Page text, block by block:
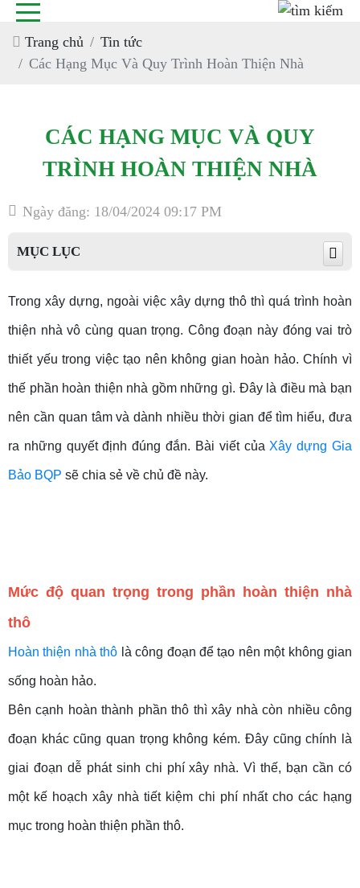
Trang chủ
Tin tức
Các Hạng Mục Và Quy Trình Hoàn Thiện Nhà
CÁC HẠNG MỤC VÀ QUY
TRÌNH HOÀN THIỆN NHÀ
Ngày đăng: 18/04/2024 09:17 PM
MỤC LỤC
Trong xây dựng, ngoài việc xây dựng thô thì quá trình hoàn
thiện nhà vô cùng quan trọng. Công đoạn này đóng vai trò
thiết yếu trong việc tạo nên không gian hoàn hảo. Chính vì
thế phần hoàn thiện nhà gồm những gì. Đây là điều mà bạn
nên cần quan tâm và dành nhiều thời gian để tìm hiểu, đưa
ra những quyết định đúng đắn. Bài viết của Xây dựng Gia
Bảo BQP sẽ chia sẻ về chủ đề này.
Mức độ quan trọng trong phần hoàn thiện nhà
thô
Hoàn thiện nhà thô là công đoạn để tạo nên một không gian
sống hoàn hảo.
Bên cạnh hoàn thành phần thô thì xây nhà còn nhiều công
đoạn khác cũng quan trọng không kém. Đây cũng chính là
giai đoạn dễ phát sinh chi phí xây nhà. Vì thế, bạn cần có
một kế hoạch xây nhà tiết kiệm chi phí nhất cho các hạng
mục trong hoàn thiện phần thô.